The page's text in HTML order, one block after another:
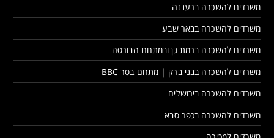
משרדים להשכרה ברעננה
משרדים להשכרה בבאר שבע
משרדים להשכרה ברמת גן ובמתחם הבורסה
משרדים להשכרה בבני ברק | מתחם בסר BBC
משרדים להשכרה בירושלים
משרדים להשכרה בכפר סבא